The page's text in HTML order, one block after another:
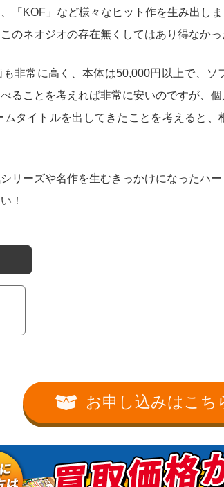
「KOF」など様々なヒット作を生み出しま
のネオジオの存在無くしてはあり得なかっ
も非常に高く、本体は50,000円以上で、
ることを考えれば非常に安いのですが、
ムタイトルを出してきたことを考えると
リーズや名作を生むきっかけになったハ
！
お申し込みはこち